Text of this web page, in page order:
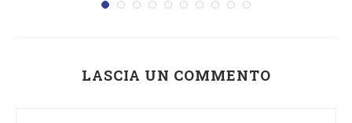
LASCIA UN COMMENTO